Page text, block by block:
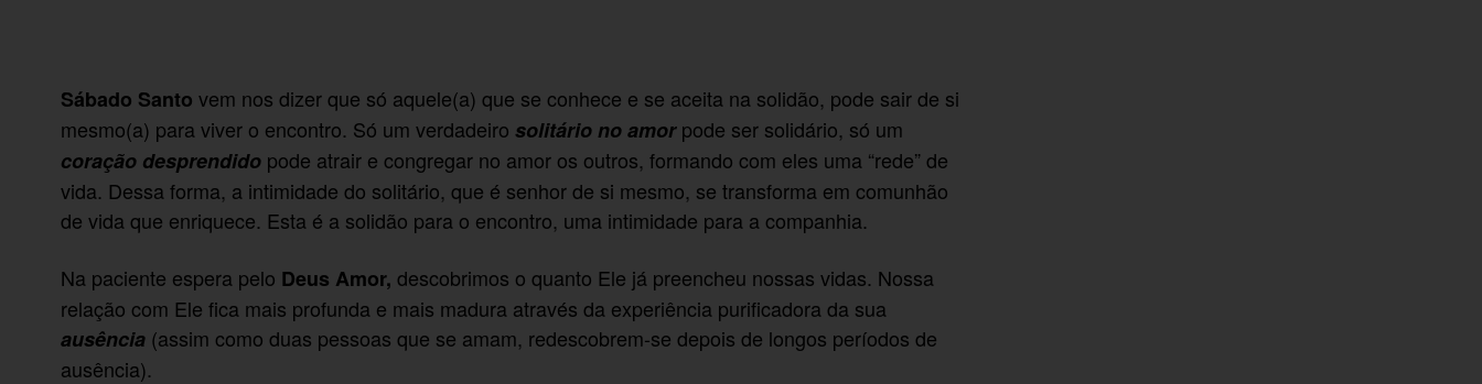
Sábado Santo vem nos dizer que só aquele(a) que se conhece e se aceita na solidão, pode sair de si
mesmo(a) para viver o encontro. Só um verdadeirosolitário no amorpode ser solidário, só um
coração desprendido pode atrair e congregar no amor os outros, formando com eles uma “rede” de
vida. Dessa forma, a intimidade do solitário, que é senhor de si mesmo, se transforma em comunhão
de vida que enriquece. Esta é a solidão para o encontro, uma intimidade para a companhia.
Na paciente espera pelo Deus Amor, descobrimos o quanto Ele já preencheu nossas vidas. Nossa
relação com Ele fica mais profunda e mais madura através da experiência purificadora da sua
ausência (assim como duas pessoas que se amam, redescobrem-se depois de longos períodos de
ausência).